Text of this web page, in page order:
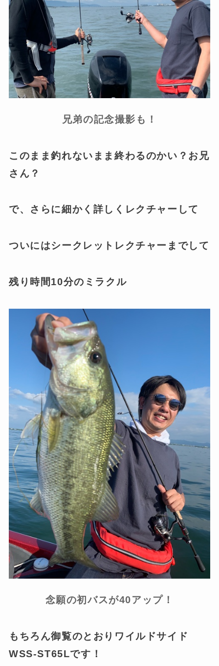
兄弟の記念撮影も！
このまま釣れないまま終わるのかい？お兄
さん？
で、さらに細かく詳しくレクチャーして
ついにはシークレットレクチャーまでして
残り時間10分のミラクル
念願の初バスが40アップ！
もちろん御覧のとおりワイルドサイド
WSS-ST65Lです！